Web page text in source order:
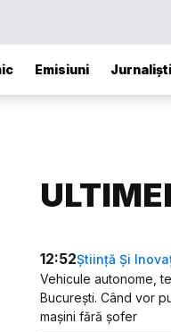
Emisiuni Jurnaliști
12:52Știință Și
Vehicule autonome,
București. Când vor
mașini fără șofer